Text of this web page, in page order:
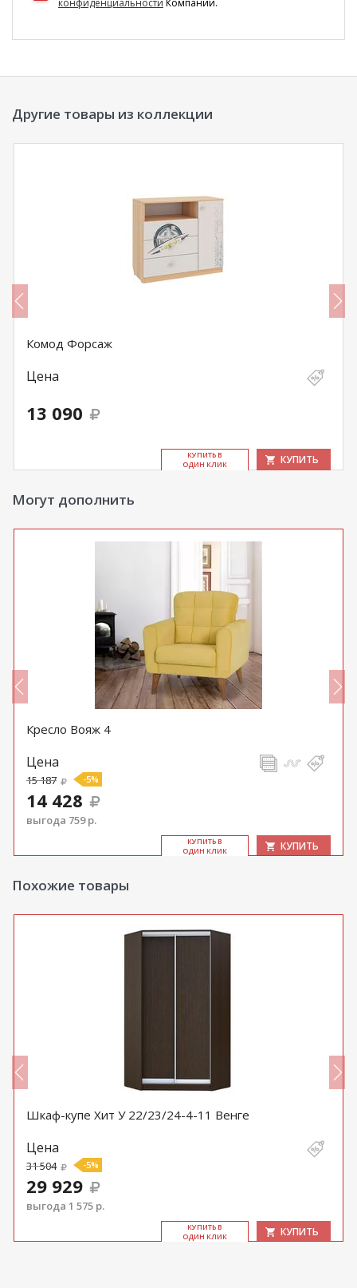
конфиденциальности Компании.
Другие товары из коллекции
Комод Форсаж
Цена
13 090
КУ­ПИТЬ В
ОДИН КЛИК
КУПИТЬ
Могут дополнить
Кресло Вояж 4
Цена
15 187 -5%
14 428
выгода 759 р.
КУ­ПИТЬ В
ОДИН КЛИК
КУПИТЬ
Похожие товары
Шкаф-купе Хит У 22/23/24-4-11 Венге
Цена
31 504 -5%
29 929
выгода 1 575 р.
КУ­ПИТЬ В
ОДИН КЛИК
КУПИТЬ